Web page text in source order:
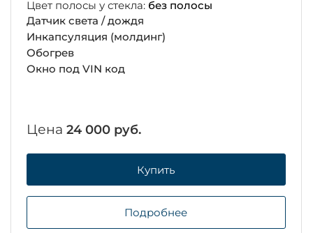
Цвет полосы у стекла: без полосы
Датчик света / дождя
Инкапсуляция (молдинг)
Обогрев
Окно под VIN код
Цена24 000 руб.
Купить
Подробнее